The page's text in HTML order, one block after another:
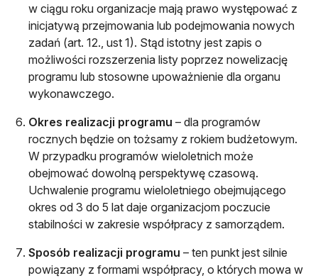
w ciągu roku organizacje mają prawo występować z
inicjatywą przejmowania lub podejmowania nowych
zadań (art. 12., ust 1). Stąd istotny jest zapis o
możliwości rozszerzenia listy poprzez nowelizację
programu lub stosowne upoważnienie dla organu
wykonawczego.
Okres realizacji programu – dla programów
rocznych będzie on tożsamy z rokiem budżetowym.
W przypadku programów wieloletnich może
obejmować dowolną perspektywę czasową.
Uchwalenie programu wieloletniego obejmującego
okres od 3 do 5 lat daje organizacjom poczucie
stabilności w zakresie współpracy z samorządem.
Sposób realizacji programu – ten punkt jest silnie
powiązany z formami współpracy, o których mowa w